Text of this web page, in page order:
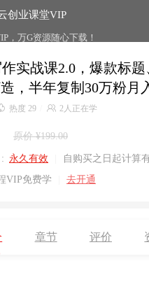
创业课堂VIP
，万G资源随心下载！
实战课2.0，爆款标
，半年复制30万粉月
热度 29  2人正在学
原价 ¥199.00
永久有效 自购买之日起计算
VIP免费学 去开通
章节 评价